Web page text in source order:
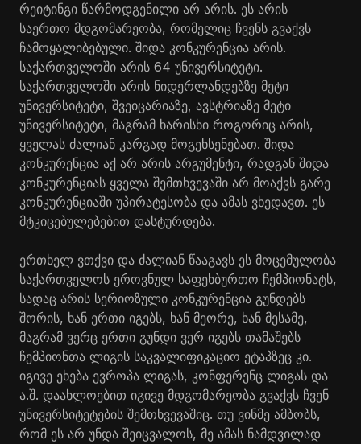
რეიტინგი წარმოდგენილი არ არის. ეს არის
საერთო მდგომარეობა, რომელიც ჩვენს გვაქვს
ჩამოყალიბებული. შიდა კონკურენცია არის.
საქართველოში არის 64 უნივერსიტეტი.
საქართველოში არის ნიდერლანდებზე მეტი
უნივერსიტეტი, შვეიცარიაზე, ავსტრიაზე მეტი
უნივერსიტეტი, მაგრამ ხარისხი როგორიც არის,
ყველას ძალიან კარგად მოგეხსენებათ. შიდა
კონკურენცია აქ არ არის არგუმენტი, რადგან შიდა
კონკურენციას ყველა შემთხვევაში არ მოაქვს გარე
კონკურენციაში უპირატესობა და ამას ვხედავთ. ეს
მტკიცებულებებით დასტურდება.
ერთხელ ვთქვი და ძალიან წააგავს ეს მოცემულობა
საქართველოს ეროვნულ საფეხბურთო ჩემპიონატს,
სადაც არის სერიოზული კონკურენცია გუნდებს
შორის, ხან ერთი იგებს, ხან მეორე, ხან მესამე,
მაგრამ ვერც ერთი გუნდი ვერ იგებს თამაშებს
ჩემპიონთა ლიგის საკვალიფიკაციო ეტაპზეც კი.
იგივე ეხება ევროპა ლიგას, კონფერენც ლიგას და
ა.შ. დაახლოებით იგივე მდგომარეობა გვაქვს ჩვენ
უნივერსიტეტების შემთხვევაშიც. თუ ვინმე ამბობს,
რომ ეს არ უნდა შეიცვალოს, მე ამას ნამდვილად